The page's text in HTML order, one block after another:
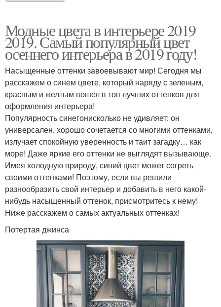
Модные цвета в интерьере 2019
2019. Самый популярный цвет
осеннего интерьера в 2019 году!
Насыщенные оттенки завоевывают мир! Сегодня мы
расскажем о синем цвете, который наряду с зеленым,
красным и желтым вошел в топ лучших оттенков для
оформления интерьера!
Популярность синегонисколько не удивляет: он
универсален, хорошо сочетается со многими оттенками,
излучает спокойную уверенность и таит загадку… как
море! Даже яркие его оттенки не выглядят вызывающе.
Имея холодную природу, синий цвет может согреть
своими оттенками! Поэтому, если вы решили
разнообразить свой интерьер и добавить в него какой-
нибудь насыщенный оттенок, присмотритесь к нему!
Ниже расскажем о самых актуальных оттенках!
Потертая джинса